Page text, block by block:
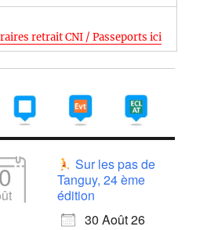
retrait CNI / Passeports ici
Sur les pas de
Tanguy, 24 ème
édition
30 Août 26